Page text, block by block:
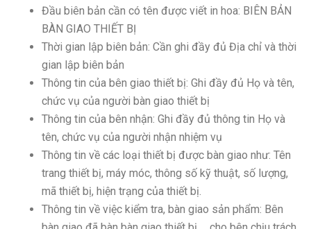
Đầu biên bản cần có tên được viết in hoa: BIÊN BẢN
BÀN GIAO THIẾT BỊ
Thời gian lập biên bản: Cần ghi đầy đủ Địa chỉ và thời
gian lập biên bản
Thông tin của bên giao thiết bị: Ghi đầy đủ Họ và tên,
chức vụ của người bàn giao thiết bị
Thông tin của bên nhận: Ghi đầy đủ thông tin Họ và
tên, chức vụ của người nhận nhiệm vụ
Thông tin về các loại thiết bị được bàn giao như: Tên
trang thiết bị, máy móc, thông số kỹ thuật, số lượng,
mã thiết bị, hiện trạng của thiết bị.
Thông tin về việc kiểm tra, bàn giao sản phẩm: Bên